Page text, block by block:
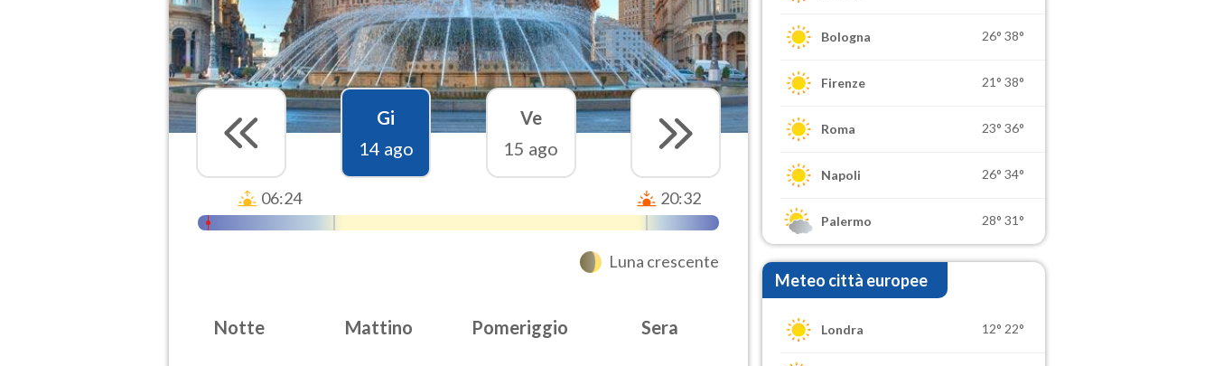
Gi
14 ago
Ve
15 ago
06:24 20:32
Luna crescente
Notte Mattino Pomeriggio Sera
Bologna 26° 38°
Firenze 21° 38°
Roma 23° 36°
Napoli 26° 34°
Palermo 28° 31°
Meteo città europee
Londra 12° 22°